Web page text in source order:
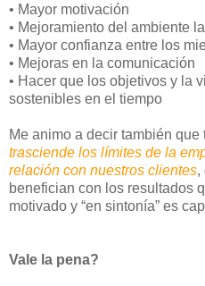
• Mayor motivación
• Mejoramiento del ambiente
• Mayor confianza entre los
• Mejoras en la comunicación
• Hacer que los objetivos y la
sostenibles en el tiempo
Me animo a decir también que
trasciende los límites de la
relación con nuestros clientes,
benefician con los resultados
motivado y “en sintonía” es
Vale la pena?